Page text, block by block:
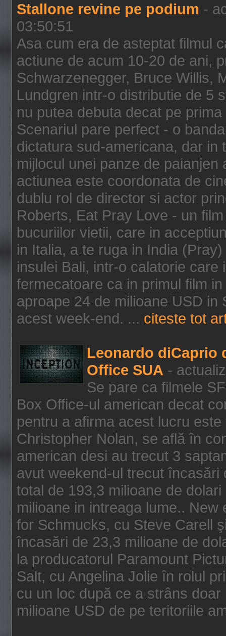
Stallone revine pe podium -
03:50:51
Asa cum era de asteptat filmul
actiune de acum 10-20 de ani,
Schwarzenegger, Bruce Willis,
Lundgren intr-o distributie de 5
nu putea debuta decat pe
Scenariul pare perfect - o
dictatura sud-americana, dar in
mijlocul unei panze de
actiunea este coordonata de
dublu rol de director si actor
Roberts, Eat Pray Love - un
bucuriilor vietii, care in
in Italia, a te ruga in India
insulei Bali, intr-o calatorie
fermecatoare ca in primul film
aproape 24 de milioane USD in
acest week-end. ... citeste tot
Leonardo diCaprio
Office SUA -
Se pare ca filmele
Box Office-ul american decat
pentru a afirma acest lucru
Christopher Nolan, se află în
american desi au trecut 3
avut weekend-ul trecut încasări
total de 193,3 milioane de
milioane in intreaga lume..
for Schmucks, cu Steve Carell
încasări de 23,3 milioane de
la producatorul Paramount
Salt, cu Angelina Jolie în rolul
cu un loc după ce a strâns
milioane USD de pe teritoriile